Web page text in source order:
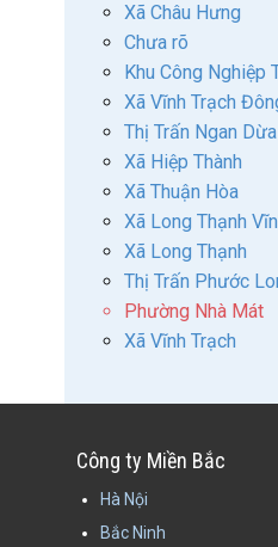
Xã Châu Hưng
Chưa rõ
Khu Công Nghiệp
Xã Vĩnh Trạch
Thị Trấn Ngan Dừa
Xã Hiệp Thành
Xã Thuận Hòa
Xã Long Thạnh
Xã Long Thạnh
Thị Trấn Phước
Phường Nhà Mát
Xã Vĩnh Trạch
Công ty Miền Bắc
Hà Nội
Bắc Ninh